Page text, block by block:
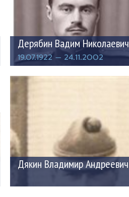
Дерябин Вадим Николаевич
19.07.1922 — 24.11.2002
Дякин Владимир Андреевич